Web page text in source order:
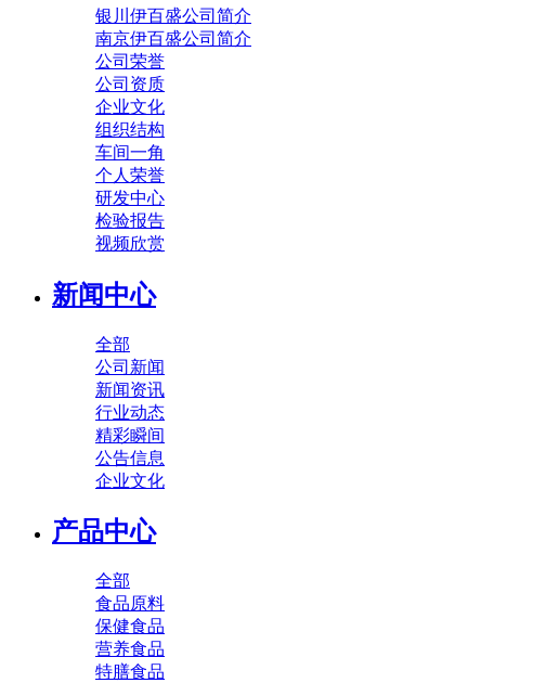
银川伊百盛公司简介
南京伊百盛公司简介
公司荣誉
公司资质
企业文化
组织结构
车间一角
个人荣誉
研发中心
检验报告
视频欣赏
新闻中心
全部
公司新闻
新闻资讯
行业动态
精彩瞬间
公告信息
企业文化
产品中心
全部
食品原料
保健食品
营养食品
特膳食品